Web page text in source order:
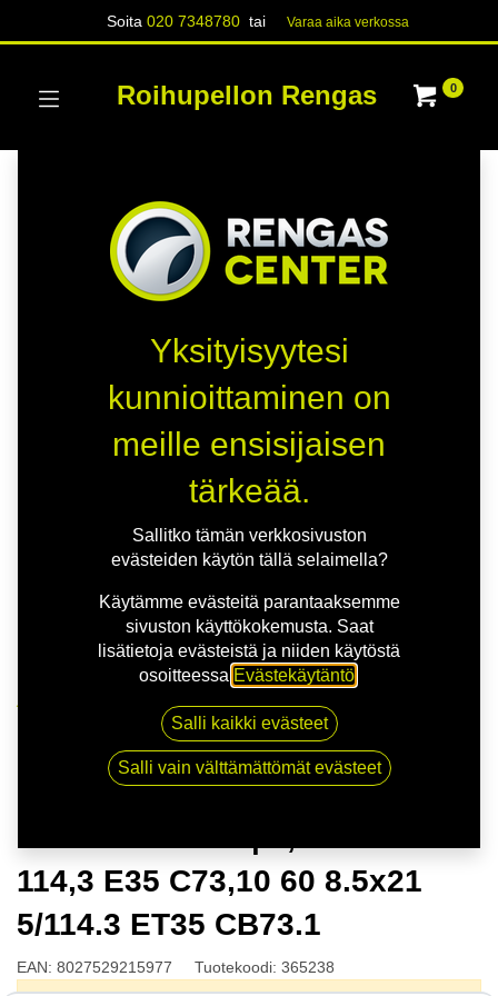
Soita020 7348780 tai Varaa aika verk​​​​ossa
Roihupellon Rengas 0
MSW 51 G.BLK | 8,5X21 5-114,3 E35 C73,10 60 8.5x21
5/114.3 ET35 CB73.1
114,3 E35 C73,10 60 8.5x21
5/114.3 ET35 CB73.1
EAN: 8027529215977 Tuotekoodi: 365238
Yksityisyytesi
kunnioittaminen on
meille ensisijaisen
tärkeää.
Sallitko tämän verkkosivuston
evästeiden käytön tällä selaimella?
Käytämme evästeitä parantaaksemme
sivuston käyttökokemusta. Saat
lisätietoja evästeistä ja niiden käytöstä
osoitteessa Evästekäytäntö
Salli kaikki evästeet
Salli vain välttämättömät evästeet